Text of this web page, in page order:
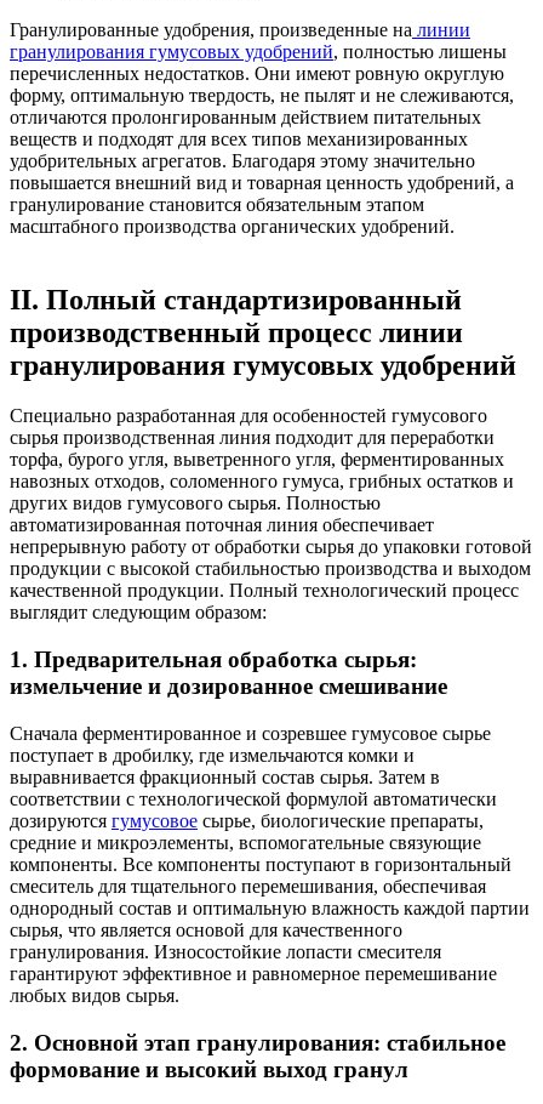
Гранулированные удобрения, произведенные на линии
гранулирования гумусовых удобрений, полностью лишены
перечисленных недостатков. Они имеют ровную округлую
форму, оптимальную твердость, не пылят и не слеживаются,
отличаются пролонгированным действием питательных
веществ и подходят для всех типов механизированных
удобрительных агрегатов. Благодаря этому значительно
повышается внешний вид и товарная ценность удобрений, а
гранулирование становится обязательным этапом
масштабного производства органических удобрений.
II. Полный стандартизированный
производственный процесс линии
гранулирования гумусовых удобрений
Специально разработанная для особенностей гумусового
сырья производственная линия подходит для переработки
торфа, бурого угля, выветренного угля, ферментированных
навозных отходов, соломенного гумуса, грибных остатков и
других видов гумусового сырья. Полностью
автоматизированная поточная линия обеспечивает
непрерывную работу от обработки сырья до упаковки готовой
продукции с высокой стабильностью производства и выходом
качественной продукции. Полный технологический процесс
выглядит следующим образом:
1. Предварительная обработка сырья:
измельчение и дозированное смешивание
Сначала ферментированное и созревшее гумусовое сырье
поступает в дробилку, где измельчаются комки и
выравнивается фракционный состав сырья. Затем в
соответствии с технологической формулой автоматически
дозируются гумусовое сырье, биологические препараты,
средние и микроэлементы, вспомогательные связующие
компоненты. Все компоненты поступают в горизонтальный
смеситель для тщательного перемешивания, обеспечивая
однородный состав и оптимальную влажность каждой партии
сырья, что является основой для качественного
гранулирования. Износостойкие лопасти смесителя
гарантируют эффективное и равномерное перемешивание
любых видов сырья.
2. Основной этап гранулирования: стабильное
формование и высокий выход гранул